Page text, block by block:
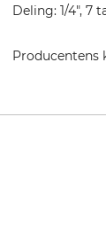
Deling: 1/4", 7